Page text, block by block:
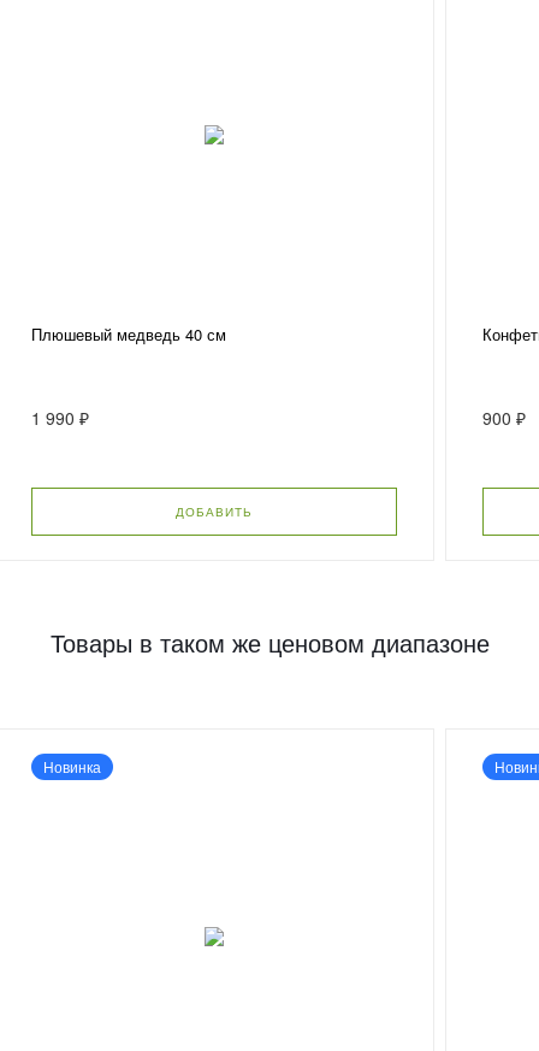
Плюшевый медведь 40 см
1 990 ₽
ДОБАВИТЬ
900 ₽
Товары в таком же ценовом диапазоне
Новинка